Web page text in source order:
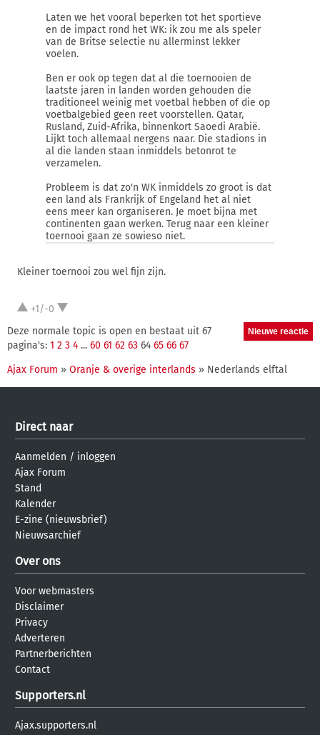
Laten we het vooral beperken tot het sportieve
en de impact rond het WK: ik zou me als speler
van de Britse selectie nu allerminst lekker
voelen.
Ben er ook op tegen dat al die toernooien de
laatste jaren in landen worden gehouden die
traditioneel weinig met voetbal hebben of die op
voetbalgebied geen reet voorstellen. Qatar,
Rusland, Zuid-Afrika, binnenkort Saoedi Arabië.
Lijkt toch allemaal nergens naar. Die stadions in
al die landen staan inmiddels betonrot te
verzamelen.
Probleem is dat zo'n WK inmiddels zo groot is dat
een land als Frankrijk of Engeland het al niet
eens meer kan organiseren. Je moet bijna met
continenten gaan werken. Terug naar een kleiner
toernooi gaan ze sowieso niet.
Kleiner toernooi zou wel fijn zijn.
+1/-0
Deze normale topic is open en bestaat uit 67
pagina's: 1 2 3 4 ... 60 61 62 63 64 65 66 67
Ajax Forum » Oranje & overige interlands » Nederlands elftal
Direct naar
Aanmelden / inloggen
Ajax Forum
Stand
Kalender
E-zine (nieuwsbrief)
Nieuwsarchief
Over ons
Voor webmasters
Disclaimer
Privacy
Adverteren
Partnerberichten
Contact
Supporters.nl
Ajax.supporters.nl